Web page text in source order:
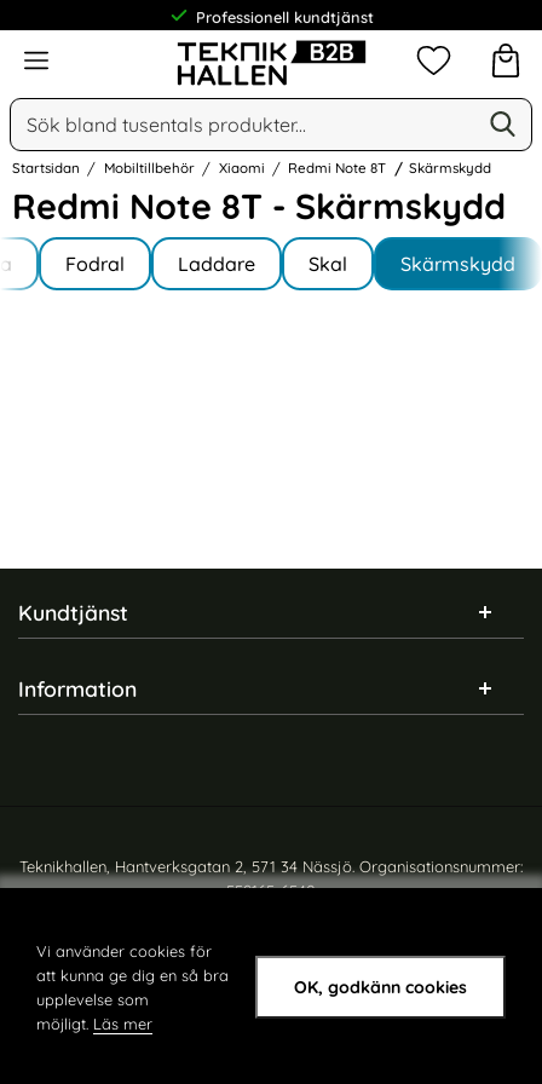
Vi använder cookies för
att kunna ge dig en så bra
upplevelse som
möjligt. Läs mer
OK, godkänn cookies
Professionell kundtjänst
Meny
Sök
Sök på Narse Group AB
Mina
Startsidan Mobiltillbehör Xiaomi Redmi Note 8T Skärmskydd
Redmi Note 8T - Skärmskydd
Hoppa
till
produkter
Underkategorier
Note 8TFodral Laddare Skal Skärmskydd
Sidfot Blandad info och länkar
Kundtjänst
Information
Teknikhallen, Hantverksgatan 2, 571 34 Nässjö. Organisationsnummer:
559165-6540